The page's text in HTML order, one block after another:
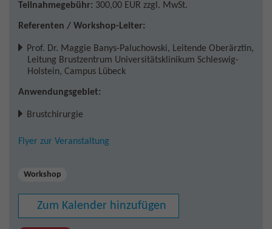
Teilnahmegebühr: 300,00 EUR zzgl. MwSt.
Referenten / Workshop-Leiter:
Prof. Dr. Maggie Banys-Paluchowski, Leitende Oberärztin,
Leitung Brustzentrum Universitätsklinikum Schleswig-
Holstein, Campus Lübeck
Anwendungsgebiet:
Brustchirurgie
Flyer zur Veranstaltung
Workshop
Zum Kalender hinzufügen